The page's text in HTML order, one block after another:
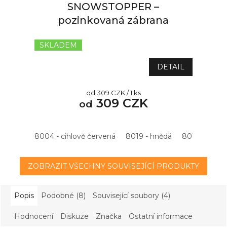
SNOWSTOPPER –
pozinkovaná zábrana
hodnocení
z
5
SKLADEM
od 309 CZK
Měrná
cena:
od 309 CZK / 1 ks
DETAIL
8004 - cihlově červená 8019 - hnědá 8017 -
ZOBRAZIT VŠECHNY SOUVISEJÍCÍ PRODUKTY
Popis Podobné (8) Související soubory (4)
Hodnocení Diskuze Značka Ostatní informace